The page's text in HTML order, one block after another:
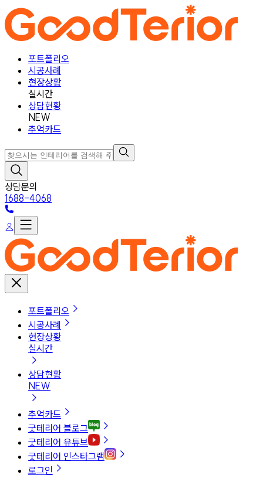
포트폴리오
시공사례
현장상황
실시간
상담현황
NEW
추억카드
상담문의
1688-4068
포트폴리오
시공사례
현장상황
실시간
상담현황
NEW
추억카드
굿테리어 블로그
굿테리어 유튜브
굿테리어 인스타그램
로그인